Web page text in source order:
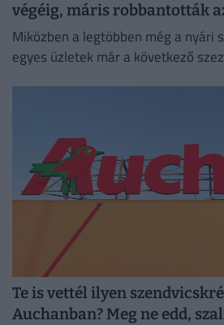
végéig, máris robbantották
Miközben a legtöbben még a nyári
egyes üzletek már a következő
Te is vettél ilyen
Auchanban? Meg ne edd,